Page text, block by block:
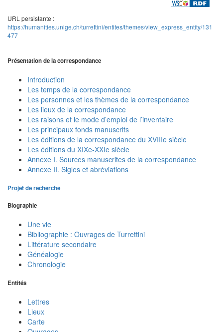
URL persistante :
https://humanities.unige.ch/turrettini/entites/themes/view_express_entity/131
477
Présentation de la correspondance
Introduction
Les temps de la correspondance
Les personnes et les thèmes de la correspondance
Les lieux de la correspondance
Les raisons et le mode d’emploi de l’inventaire
Les principaux fonds manuscrits
Les éditions de la correspondance du XVIIIe siècle
Les éditions du XIXe-XXIe siècle
Annexe I. Sources manuscrites de la correspondance
Annexe II. Sigles et abréviations
Projet de recherche
Biographie
Une vie
Bibliographie : Ouvrages de Turrettini
Littérature secondaire
Généalogie
Chronologie
Entités
Lettres
Lieux
Carte